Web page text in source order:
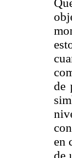
de
en
de